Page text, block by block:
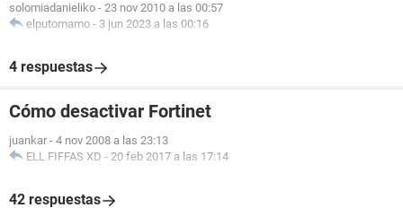
solomiadanieliko - 23 nov 2010 a las 00:57
elputomamo - 3 jun 2023 a las 00:16
4 respuestas
Cómo desactivar Fortinet
juankar - 4 nov 2008 a las 23:13
ELL FIFFAS XD - 20 feb 2017 a las 17:14
42 respuestas